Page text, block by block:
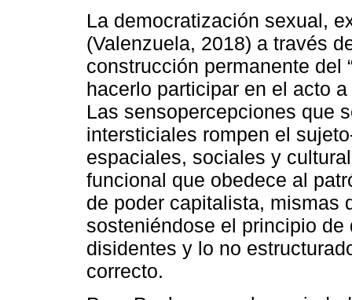
La democratización sexual,
(Valenzuela, 2018) a través
construcción permanente del
hacerlo participar en el acto
Las sensopercepciones que
intersticiales rompen el
espaciales, sociales y
funcional que obedece al
de poder capitalista, mismas
sosteniéndose el principio
disidentes y lo no
correcto.